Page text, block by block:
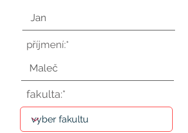
příjmení:*
fakulta:*